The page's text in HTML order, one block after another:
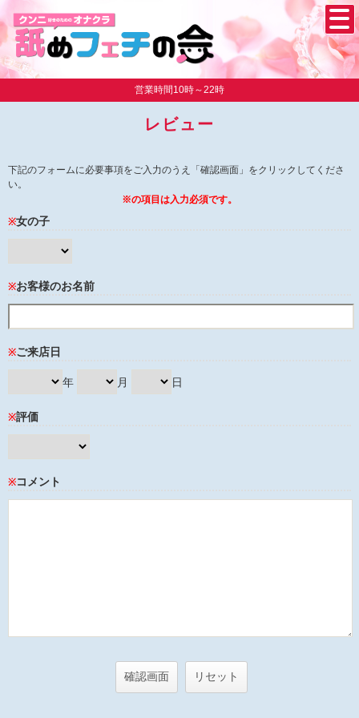
営業時間10時～22時
レビュー
下記のフォームに必要事項をご入力のうえ「確認画面」をクリックしてくださ
い。
※の項目は入力必須です。
※女の子
※お客様のお名前
※ご来店日
年 月 日
※評価
※コメント